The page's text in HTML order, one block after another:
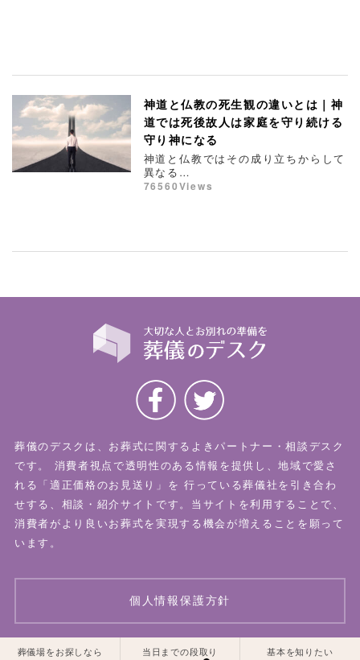
一覧はこちら
神道と仏教の死生観の違いとは｜神
道では死後故人は家庭を守り続ける
守り神になる
神道と仏教ではその成り立ちからして
異なる…
76560Views
一覧はこちら
葬儀場をお探しなら 当日までの段取り 基本を知りたい
葬儀のデスクは、お葬式に関するよきパートナー・相談デスク
です。
消費者視点で透明性のある情報を提供し、地域で愛さ
れる「適正価格のお見送り」を 行っている葬儀社を引き合わ
せする、相談・紹介サイトです。当サイトを利用することで、
消費者がより良いお葬式を実現する機会が増えることを願って
います。
個人情報保護方針
© 2026 葬儀のデスク All Rights Reserved.